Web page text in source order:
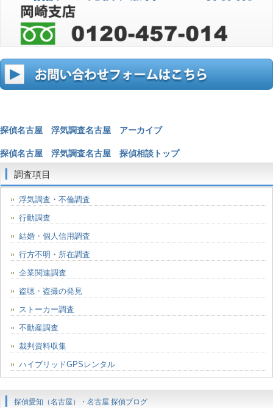
探偵名古屋 浮気調査名古屋 アーカイブ
探偵名古屋 浮気調査名古屋 探偵相談トップ
調査項目
浮気調査・不倫調査
行動調査
結婚・個人信用調査
行方不明・所在調査
企業関連調査
盗聴・盗撮の発見
ストーカー調査
不動産調査
裁判資料収集
ハイブリッドGPSレンタル
探偵愛知（名古屋）・名古屋 探偵ブログ